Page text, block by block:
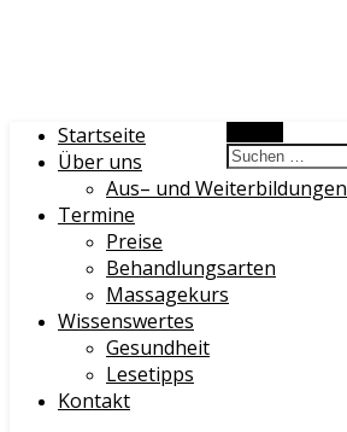
Startseite
Über uns
Aus– und Weiterbildungen
Termine
Preise
Behandlungsarten
Massagekurs
Wissenswertes
Gesundheit
Lesetipps
Kontakt